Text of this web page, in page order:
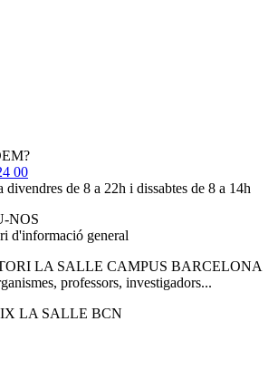
00
divendres de 8 a 22h i dissabtes de 8 a 14h
NOS
d'informació general
LA SALLE CAMPUS BARCELONA
professors, investigadors...
LA SALLE BCN